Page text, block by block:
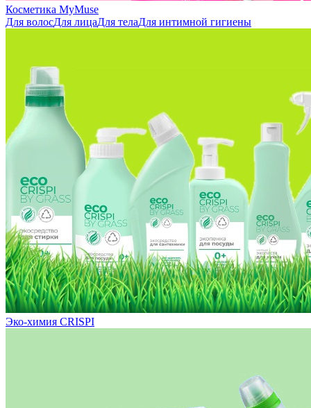
Косметика MyMuse
Для волосДля лицаДля телаДля интимной гигиены
Эко-химия CRISPI